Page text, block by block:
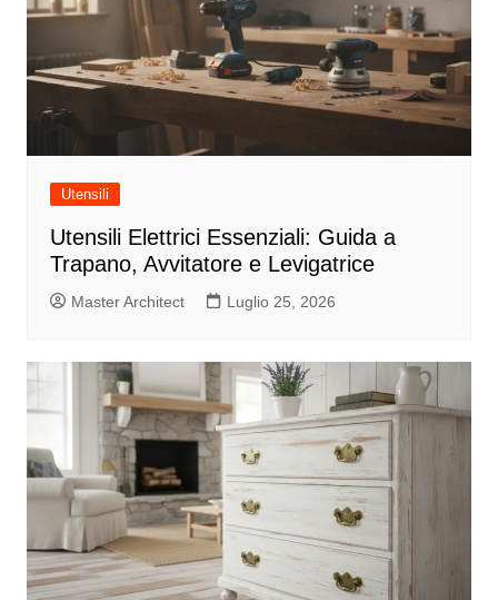
Utensili
Utensili Elettrici Essenziali: Guida a
Trapano, Avvitatore e Levigatrice
Master Architect Luglio 25, 2026